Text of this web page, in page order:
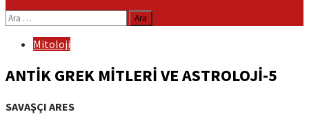
Arama:
Mitoloji
ANTİK GREK MİTLERİ VE ASTROLOJİ-5
SAVAŞÇI ARES